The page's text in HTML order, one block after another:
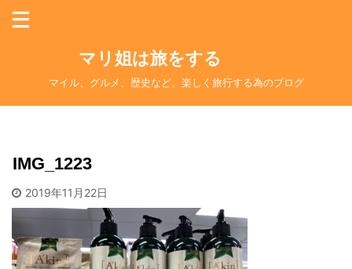
マリ姐は旅をする
マイル、グルメ、歴史など。楽しく旅行する為のブログ
IMG_1223
2019年11月22日